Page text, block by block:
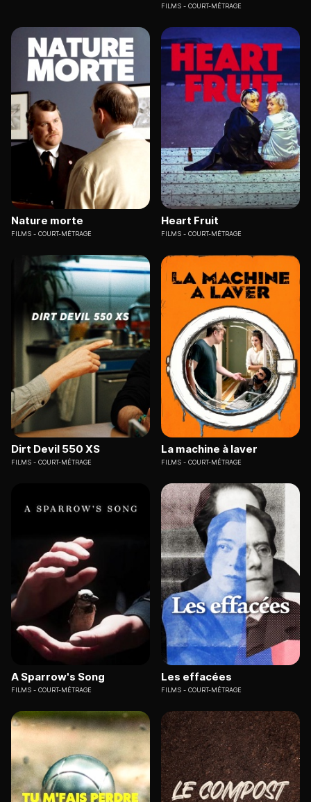
FILMS COURT-MÉTRAGE
Nature morte
FILMS COURT-MÉTRAGE
Heart Fruit
FILMS COURT-MÉTRAGE
Dirt Devil 550 XS
FILMS COURT-MÉTRAGE
La machine à laver
FILMS COURT-MÉTRAGE
A Sparrow's Song
FILMS COURT-MÉTRAGE
Les effacées
FILMS COURT-MÉTRAGE